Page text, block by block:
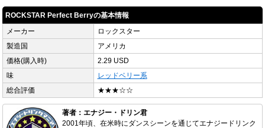
ROCKSTAR Perfect Berryの基本情報
メーカー
ロックスター
製造国
アメリカ
価格(購入時)
2.29 USD
味
レッドベリー系
総合評価
★★★☆☆
著者：エナジー・ドリン君
2001年頃、在米時にダンスシーンを通じてエナジードリンク